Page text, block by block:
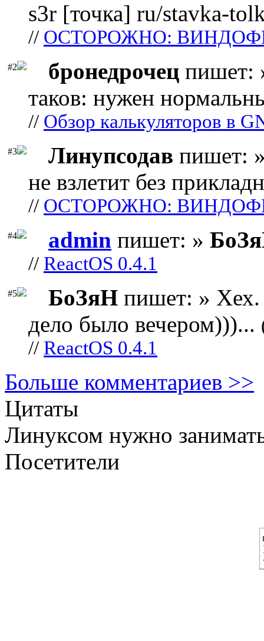
s3r [точка] ru/stavka-
// ОСТОРОЖНО:
#2 бронедрочец пишет:
таков: нужен
// Обзор калькуляторов в
#3 Линупсодав пишет:
не взлетит без
// ОСТОРОЖНО:
#4 admin пишет: »
// ReactOS 0.4.1
#5 БоЗяН пишет: » Хех.
дело было вечером)))...
// ReactOS 0.4.1
Больше комментариев >>
Цитаты
Линуксом нужно
Посетители